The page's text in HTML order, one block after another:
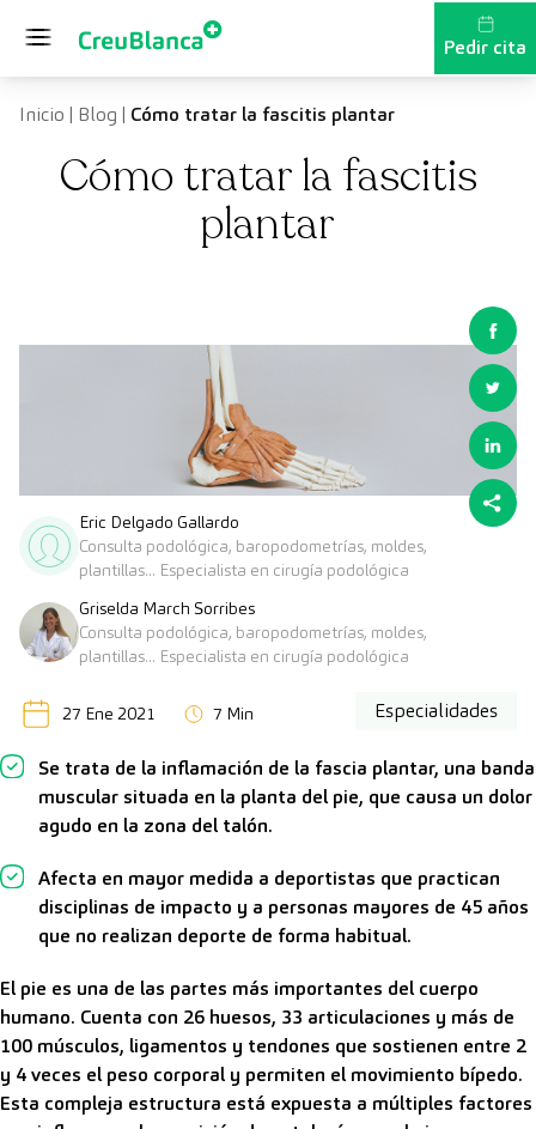
Pedir cita
Inicio | Blog | Cómo tratar la fascitis plantar
Cómo tratar la fascitis
plantar
Eric Delgado Gallardo
Consulta podológica, baropodometrías, moldes,
plantillas... Especialista en cirugía podológica
Griselda March Sorribes
Consulta podológica, baropodometrías, moldes,
plantillas... Especialista en cirugía podológica
27 Ene 2021 7 Min Especialidades
Se trata de la inflamación de la fascia plantar, una banda
muscular situada en la planta del pie, que causa un dolor
agudo en la zona del talón.
Afecta en mayor medida a deportistas que practican
disciplinas de impacto y a personas mayores de 45 años
que no realizan deporte de forma habitual.
El pie es una de las partes más importantes del cuerpo
humano. Cuenta con 26 huesos, 33 articulaciones y más de
100 músculos, ligamentos y tendones que sostienen entre 2
y 4 veces el peso corporal y permiten el movimiento bípedo.
Esta compleja estructura está expuesta a múltiples factores